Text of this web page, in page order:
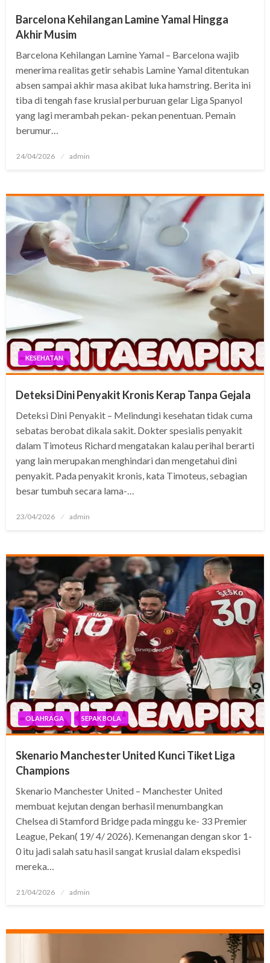
Barcelona Kehilangan Lamine Yamal Hingga
Akhir Musim
Barcelona Kehilangan Lamine Yamal – Barcelona wajib
menerima realitas getir sehabis Lamine Yamal ditentukan
absen sampai akhir masa akibat luka hamstring. Berita ini
tiba di tengah fase krusial perburuan gelar Liga Spanyol
yang lagi merambah pekan- pekan penentuan. Pemain
berumur…
Posted
24/04/2026 admin
KESEHATAN
Deteksi Dini Penyakit Kronis Kerap Tanpa Gejala
Deteksi Dini Penyakit – Melindungi kesehatan tidak cuma
sebatas berobat dikala sakit. Dokter spesialis penyakit
dalam Timoteus Richard mengatakan kalau perihal berarti
yang lain merupakan menghindari dan mengetahui dini
penyakit. Pada penyakit kronis, kata Timoteus, sebagian
besar tumbuh secara lama-…
Posted
23/04/2026 admin
OLAHRAGA SEPAK BOLA
Skenario Manchester United Kunci Tiket Liga
Champions
Skenario Manchester United – Manchester United
membuat kejutan dengan berhasil menumbangkan
Chelsea di Stamford Bridge pada minggu ke- 33 Premier
League, Pekan( 19/ 4/ 2026). Kemenangan dengan skor 1-
0 itu jadi salah satu hasil sangat krusial dalam ekspedisi
mereka…
Posted
21/04/2026 admin